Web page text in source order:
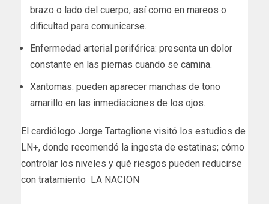
brazo o lado del cuerpo, así como en mareos o
dificultad para comunicarse.
Enfermedad arterial periférica: presenta un dolor
constante en las piernas cuando se camina.
Xantomas: pueden aparecer manchas de tono
amarillo en las inmediaciones de los ojos.
​El cardiólogo Jorge Tartaglione visitó los estudios de
LN+, donde recomendó la ingesta de estatinas; cómo
controlar los niveles y qué riesgos pueden reducirse
con tratamiento LA NACION